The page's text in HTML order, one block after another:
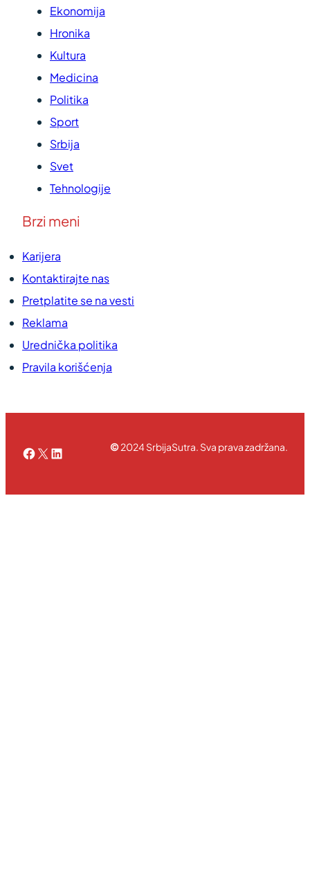
Ekonomija
Hronika
Kultura
Medicina
Politika
Sport
Srbija
Svet
Tehnologije
Brzi meni
Karijera
Kontaktirajte nas
Pretplatite se na vesti
Reklama
Urednička politika
Pravila korišćenja
Facebook
X LinkedIn©2024 SrbijaSutra. Sva prava zadržana.